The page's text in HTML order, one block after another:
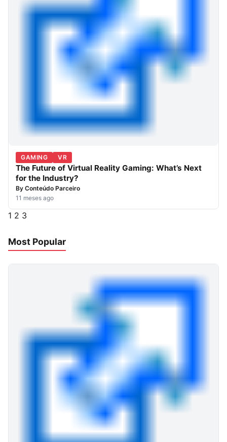
GAMING VR
The Future of Virtual Reality Gaming: What’s Next
for the Industry?
By Conteúdo Parceiro
11 meses ago
1 2 3
Most Popular